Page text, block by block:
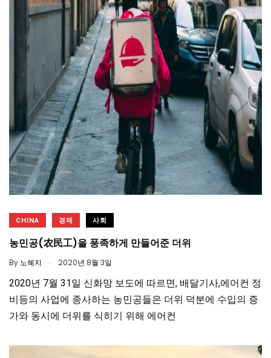
CHINA 경제 사회
농민공(农民工)을 풍족하게 만들어준 더위
By 노혜지 . 2020년 8월 3일
2020년 7월 31일 신화망 보도에 따르면, 배달기사,에어컨 정
비등의 사업에 종사하는 농민공들은 더위 덕분에 수입의 증
가와 동시에 더위를 식히기 위해 에어컨